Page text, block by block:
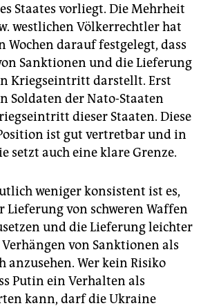
Staates vorliegt. Die Mehrheit
westlichen Völkerrechtler hat
Wochen darauf festgelegt, dass
Sanktionen und die Lieferung
Kriegseintritt darstellt. Erst
Soldaten der Nato-Staaten
dieser Staaten. Diese
ist gut vertretbar und in
setzt auch eine klare Grenze.
weniger konsistent ist es,
Lieferung von schweren Waffen
und die Lieferung leichter
von Sanktionen als
anzusehen. Wer kein Risiko
Putin ein Verhalten als
kann, darf die Ukraine